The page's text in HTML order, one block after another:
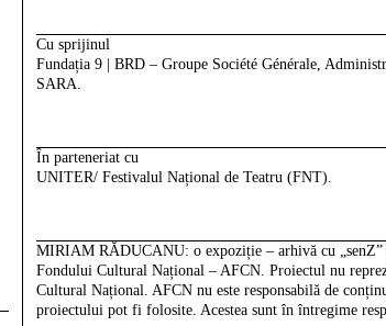
Cu sprijinul
Fundația 9 | BRD – Groupe Société Générale,
SARA.
În parteneriat cu
UNITER/ Festivalul Național de Teatru (FNT).
MIRIAM RĂDUCANU: o expoziție – arhivă cu „senZ”
Fondului Cultural Național– AFCN. Proiectul nu
Cultural Național. AFCN nu este responsabilă de
proiectului pot fi folosite. Acestea sunt în întregime